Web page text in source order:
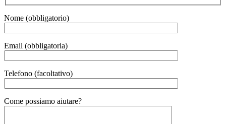
Nome (obbligatorio)
Email (obbligatoria)
Telefono (facoltativo)
Gender
Come possiamo aiutare?